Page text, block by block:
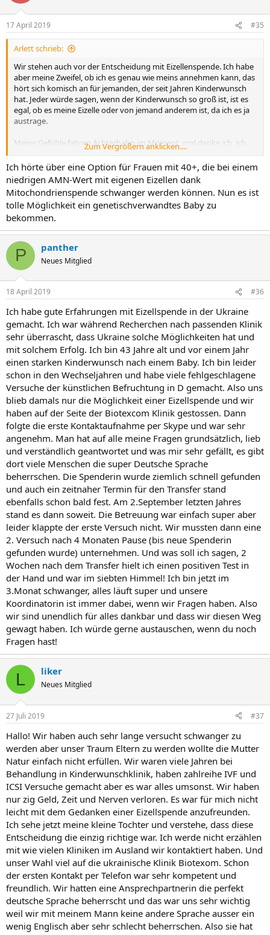
17 April 2019 #35
Arlett schrieb:
Wir stehen auch vor der Entscheidung mit Eizellenspende. Ich habe
aber meine Zweifel, ob ich es genau wie meins annehmen kann, das
hört sich komisch an für jemanden, der seit Jahren Kinderwunsch
hat. Jeder würde sagen, wenn der Kinderwunsch so groß ist, ist es
egal, ob es meine Eizelle oder von jemand anderem ist, da ich es ja
austrage.
Meine Gefühle fahren Achterbahn im Moment, mal denke ich, ich
bin so weit, ich wage den Schritt und dann denke ich wieder,
vielleicht klappt es doch auf natürlichem Weg. Ich bin mittlerweile
40, die Hoffnung schwindet immer mehr, ich habe Angst, dass ich
das Würmchen nicht so lieben kann, auch wenn ich es austrage.
Dass es keine Ähnlichkeit mit mir haben wird oder das später die
Leute sagen sie hat aber gar nichts von dir und ich das genauso
sehe. Mich würde interessieren, was man gemacht hat, hatte
jemand eine Eizellenspende? Wenn ja, hat es geklappt, wie geht es
im Moment, sind die Bedenken weg, hoffe das alles so gelaufen ist
wie ihr euch das gewünscht hab. Liebe Grüße
Zum Vergrößern anklicken....
Ich hörte über eine Option für Frauen mit 40+, die bei einem
niedrigen AMN-Wert mit eigenen Eizellen dank
Mitochondrienspende schwanger werden können. Nun es ist
tolle Möglichkeit ein genetischverwandtes Baby zu
bekommen.
P panther
Neues Mitglied
18 April 2019 #36
Ich habe gute Erfahrungen mit Eizellspende in der Ukraine
gemacht. Ich war während Recherchen nach passenden Klinik
sehr überrascht, dass Ukraine solche Möglichkeiten hat und
mit solchem Erfolg. Ich bin 43 Jahre alt und vor einem Jahr
einen starken Kinderwunsch nach einem Baby. Ich bin leider
schon in den Wechseljahren und habe viele fehlgeschlagene
Versuche der künstlichen Befruchtung in D gemacht. Also uns
blieb damals nur die Möglichkeit einer Eizellspende und wir
haben auf der Seite der Biotexcom Klinik gestossen. Dann
folgte die erste Kontaktaufnahme per Skype und war sehr
angenehm. Man hat auf alle meine Fragen grundsätzlich, lieb
und verständlich geantwortet und was mir sehr gefällt, es gibt
dort viele Menschen die super Deutsche Sprache
beherrschen. Die Spenderin wurde ziemlich schnell gefunden
und auch ein zeitnaher Termin für den Transfer stand
ebenfalls schon bald fest. Am 2.September letzten Jahres
stand es dann soweit. Die Betreuung war einfach super aber
leider klappte der erste Versuch nicht. Wir mussten dann eine
2. Versuch nach 4 Monaten Pause (bis neue Spenderin
gefunden wurde) unternehmen. Und was soll ich sagen, 2
Wochen nach dem Transfer hielt ich einen positiven Test in
der Hand und war im siebten Himmel! Ich bin jetzt im
3.Monat schwanger, alles läuft super und unsere
Koordinatorin ist immer dabei, wenn wir Fragen haben. Also
wir sind unendlich für alles dankbar und dass wir diesen Weg
gewagt haben. Ich würde gerne austauschen, wenn du noch
Fragen hast!
L liker
Neues Mitglied
27 Juli 2019 #37
Hallo! Wir haben auch sehr lange versucht schwanger zu
werden aber unser Traum Eltern zu werden wollte die Mutter
Natur einfach nicht erfüllen. Wir waren viele Jahren bei
Behandlung in Kinderwunschklinik, haben zahlreihe IVF und
ICSI Versuche gemacht aber es war alles umsonst. Wir haben
nur zig Geld, Zeit und Nerven verloren. Es war für mich nicht
leicht mit dem Gedanken einer Eizellspende anzufreunden.
Ich sehe jetzt meine kleine Tochter und verstehe, dass diese
Entscheidung die einzig richtige war. Ich werde nicht erzählen
mit wie vielen Kliniken im Ausland wir kontaktiert haben. Und
unser Wahl viel auf die ukrainische Klinik Biotexom. Schon
der ersten Kontakt per Telefon war sehr kompetent und
freundlich. Wir hatten eine Ansprechpartnerin die perfekt
deutsche Sprache beherrscht und das war uns sehr wichtig
weil wir mit meinem Mann keine andere Sprache ausser ein
wenig Englisch aber sehr schlecht beherrschen. Also sie hat